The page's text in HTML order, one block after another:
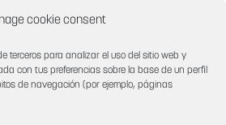
cookie consent
terceros para analizar el uso del sitio web y
con tus preferencias sobre la base de un perfil
de navegación (por ejemplo, páginas